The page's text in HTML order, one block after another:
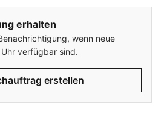
erhalten
wenn neue
verfügbar sind.
erstellen